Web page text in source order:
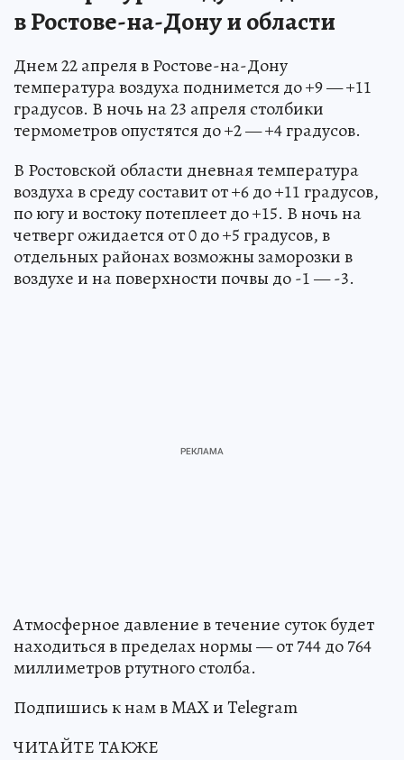
в Ростове-на-Дону и области
Днем 22 апреля в Ростове-на-Дону
температура воздуха поднимется до +9 — +11
градусов. В ночь на 23 апреля столбики
термометров опустятся до +2 — +4 градусов.
В Ростовской области дневная температура
воздуха в среду составит от +6 до +11 градусов,
по югу и востоку потеплеет до +15. В ночь на
четверг ожидается от 0 до +5 градусов, в
отдельных районах возможны заморозки в
воздухе и на поверхности почвы до -1 — -3.
Атмосферное давление в течение суток будет
находиться в пределах нормы — от 744 до 764
миллиметров ртутного столба.
Подпишись к нам в MAX и Telegram
ЧИТАЙТЕ ТАКЖЕ